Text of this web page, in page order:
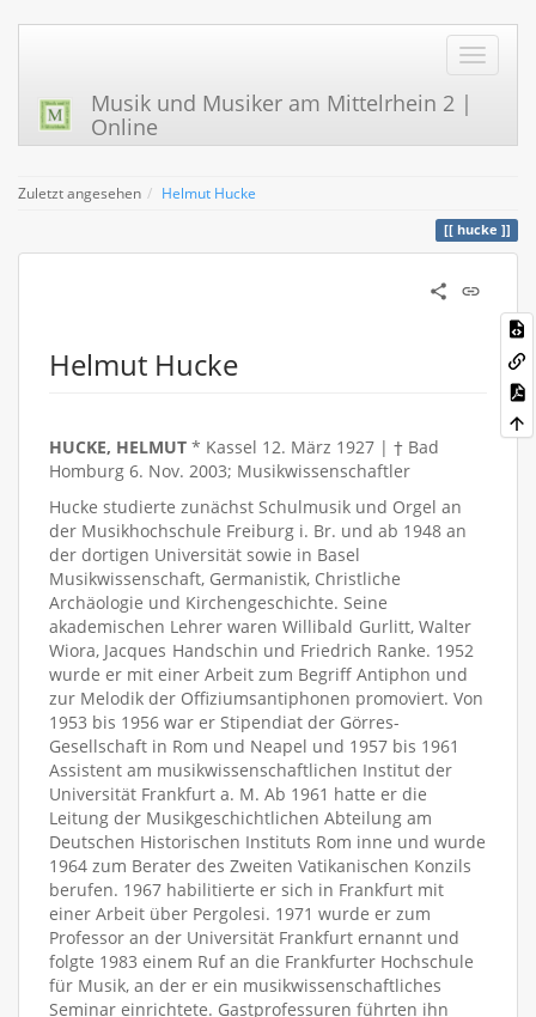
Musik und Musiker am Mittelrhein 2 |
Online
Zuletzt angesehen Helmut Hucke
hucke
Helmut Hucke
HUCKE, HELMUT * Kassel 12. März 1927 | † Bad
Homburg 6. Nov. 2003; Musikwissenschaftler
Hucke studierte zunächst Schulmusik und Orgel an
der Musikhochschule Freiburg i. Br. und ab 1948 an
der dortigen Universität sowie in Basel
Musikwissenschaft, Germanistik, Christliche
Archäologie und Kirchengeschichte. Seine
akademischen Lehrer waren Willibald Gurlitt, Walter
Wiora, Jacques Handschin und Friedrich Ranke. 1952
wurde er mit einer Arbeit zum Begriff Antiphon und
zur Melodik der Offiziumsantiphonen promoviert. Von
1953 bis 1956 war er Stipendiat der Görres-
Gesellschaft in Rom und Neapel und 1957 bis 1961
Assistent am musikwissenschaftlichen Institut der
Universität Frankfurt a. M. Ab 1961 hatte er die
Leitung der Musikgeschichtlichen Abteilung am
Deutschen Historischen Instituts Rom inne und wurde
1964 zum Berater des Zweiten Vatikanischen Konzils
berufen. 1967 habilitierte er sich in Frankfurt mit
einer Arbeit über Pergolesi. 1971 wurde er zum
Professor an der Universität Frankfurt ernannt und
folgte 1983 einem Ruf an die Frankfurter Hochschule
für Musik, an der er ein musikwissenschaftliches
Seminar einrichtete. Gastprofessuren führten ihn